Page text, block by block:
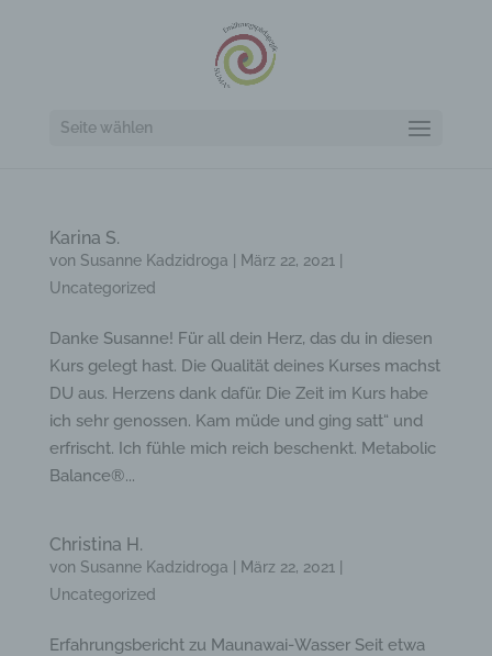
Seite wählen
Karina S.
von Susanne Kadzidroga März 22, 2021
Uncategorized
Danke Susanne! Für all dein Herz, das du in diesen
Kurs gelegt hast. Die Qualität deines Kurses machst
DU aus. Herzens dank dafür. Die Zeit im Kurs habe
ich sehr genossen. Kam müde und ging satt“ und
erfrischt. Ich fühle mich reich beschenkt. Metabolic
Balance®...
Christina H.
von Susanne Kadzidroga März 22, 2021
Uncategorized
Erfahrungsbericht zu Maunawai-Wasser Seit etwa